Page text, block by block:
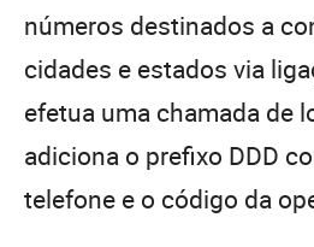
números destinados a
cidades e estados via
efetua uma chamada de
adiciona o prefixo DDD
telefone e o código da